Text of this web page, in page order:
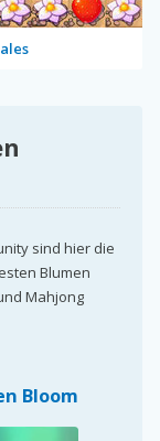
sind hier die
Blumen
Mahjong
Bloom